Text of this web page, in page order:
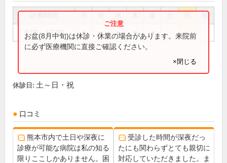
祝
9:00～17:00 ● ● ● ● ●
お盆(8月中旬)は休診・休業の場合があります。来院前
に必ず医療機関に直接ご確認ください。
×閉じる
休診日: 土～日・祝
口コミ
熊本市内で土日や深夜に
診療が可能な病院は私の知る
限りここしかありません。困
受診した時間が深夜だっ
たにも関わらずとても親切に
対応していただきました。ま